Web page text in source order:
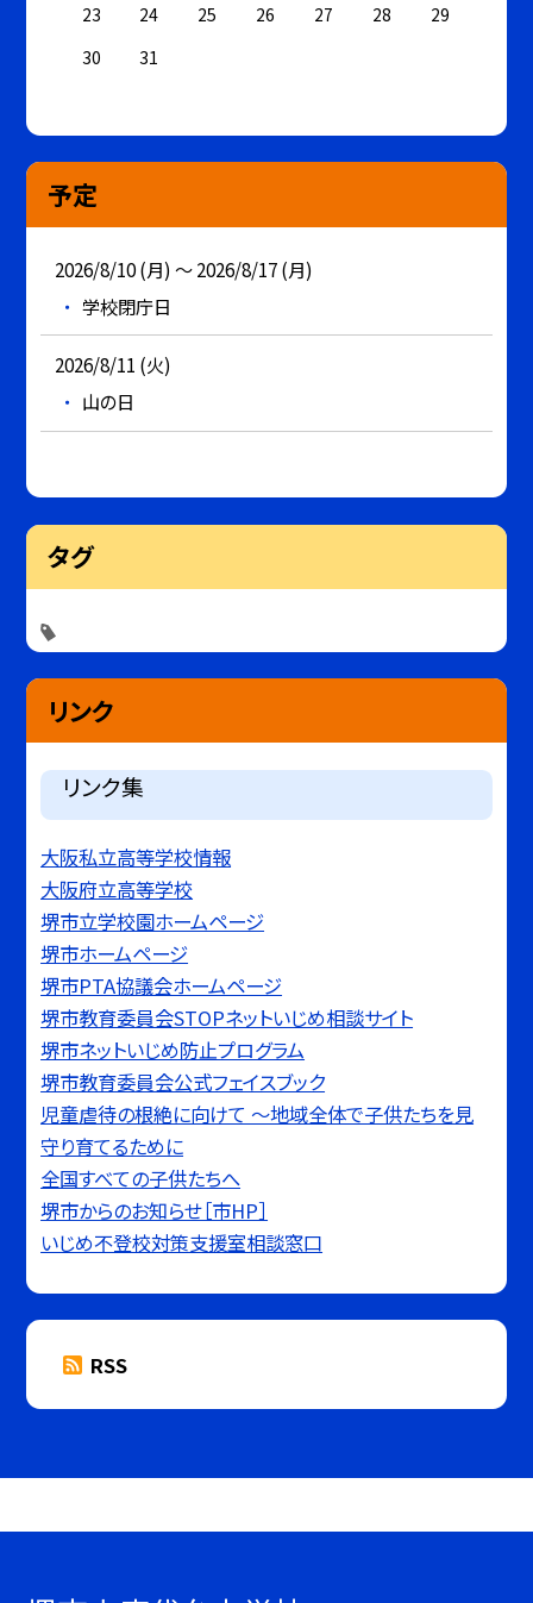
23
24 25 26 27 28
29
30
31
予定
2026/8/10 (月) ～ 2026/8/17 (月)
学校閉庁日
2026/8/11 (火)
山の日
タグ
リンク
リンク集
大阪私立高等学校情報
大阪府立高等学校
堺市立学校園ホームページ
堺市ホームページ
堺市PTA協議会ホームページ
堺市教育委員会STOPネットいじめ相談サイト
堺市ネットいじめ防止プログラム
堺市教育委員会公式フェイスブック
児童虐待の根絶に向けて 〜地域全体で子供たちを見
守り育てるために
全国すべての子供たちへ
堺市からのお知らせ［市HP］
いじめ不登校対策支援室相談窓口
RSS